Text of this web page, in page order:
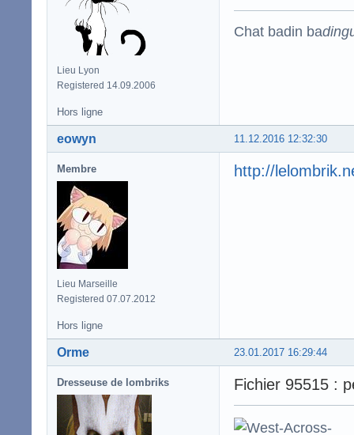
Lieu Lyon
Registered 14.09.2006
Chat badin ba
Hors ligne
11.12.2016 12:32:30
eowyn
Membre
Lieu Marseille
Registered 07.07.2012
http://
Hors ligne
23.01.2017 16:29:44
Orme
Dresseuse de lombriks Fichier 95515 :